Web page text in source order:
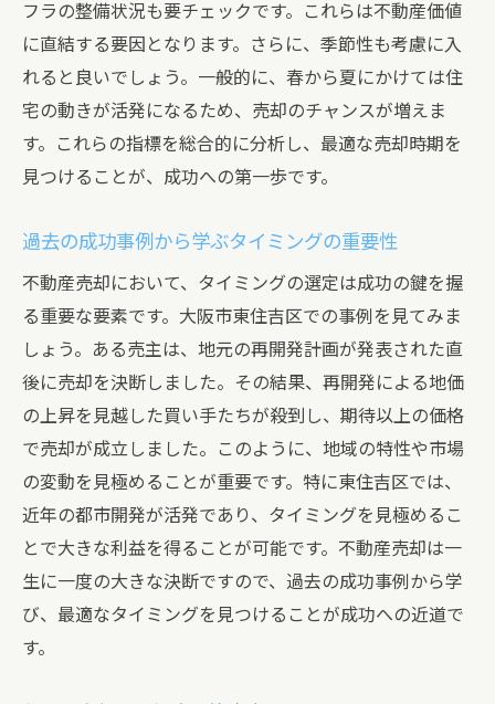
フラの整備状況も要チェックです。これらは不動産価値
に直結する要因となります。さらに、季節性も考慮に入
れると良いでしょう。一般的に、春から夏にかけては住
宅の動きが活発になるため、売却のチャンスが増えま
す。これらの指標を総合的に分析し、最適な売却時期を
見つけることが、成功への第一歩です。
過去の成功事例から学ぶタイミングの重要性
不動産売却において、タイミングの選定は成功の鍵を握
る重要な要素です。大阪市東住吉区での事例を見てみま
しょう。ある売主は、地元の再開発計画が発表された直
後に売却を決断しました。その結果、再開発による地価
の上昇を見越した買い手たちが殺到し、期待以上の価格
で売却が成立しました。このように、地域の特性や市場
の変動を見極めることが重要です。特に東住吉区では、
近年の都市開発が活発であり、タイミングを見極めるこ
とで大きな利益を得ることが可能です。不動産売却は一
生に一度の大きな決断ですので、過去の成功事例から学
び、最適なタイミングを見つけることが成功への近道で
す。